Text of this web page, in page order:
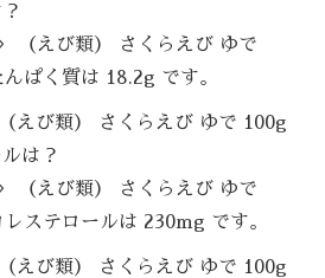
（えび類） さくらえび ゆで
ぱく質は 18.2g です。
えび類） さくらえび ゆで 100g
は？
（えび類） さくらえび ゆで
ステロールは 230mg です。
えび類） さくらえび ゆで 100g